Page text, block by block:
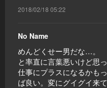
2018/02/18 05:22
No Name
めんどくせー男だな…。
と率直に言葉悪いけど思
仕事にプラスになるかも
ば良い。変にグイグイ来